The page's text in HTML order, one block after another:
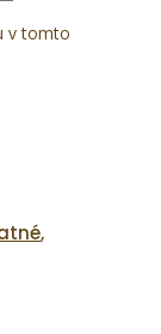
v tomto
,